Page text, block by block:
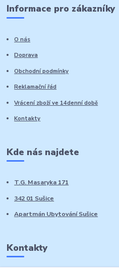
Informace pro zákazníky
O nás
Doprava
Obchodní podmínky
Reklamační řád
Vrácení zboží ve 14denní době
Kontakty
Kde nás najdete
T.G. Masaryka 171
342 01 Sušice
Apartmán Ubytování Sušice
Kontakty